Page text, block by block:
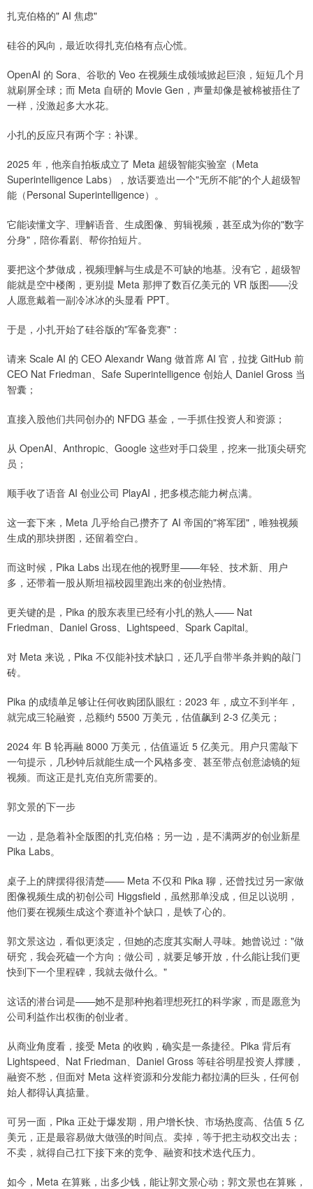
扎克伯格的" AI 焦虑"
硅谷的风向，最近吹得扎克伯格有点心慌。
OpenAI 的 Sora、谷歌的 Veo 在视频生成领域掀起巨浪，短短几个月
就刷屏全球；而 Meta 自研的 Movie Gen，声量却像是被棉被捂住了
一样，没激起多大水花。
小扎的反应只有两个字：补课。
2025 年，他亲自拍板成立了 Meta 超级智能实验室（Meta
Superintelligence Labs），放话要造出一个"无所不能"的个人超级智
能（Personal Superintelligence）。
它能读懂文字、理解语音、生成图像、剪辑视频，甚至成为你的"数字
分身"，陪你看剧、帮你拍短片。
要把这个梦做成，视频理解与生成是不可缺的地基。没有它，超级智
能就是空中楼阁，更别提 Meta 那押了数百亿美元的 VR 版图——没
人愿意戴着一副冷冰冰的头显看 PPT。
于是，小扎开始了硅谷版的"军备竞赛"：
请来 Scale AI 的 CEO Alexandr Wang 做首席 AI 官，拉拢 GitHub 前
CEO Nat Friedman、Safe Superintelligence 创始人 Daniel Gross 当
智囊；
直接入股他们共同创办的 NFDG 基金，一手抓住投资人和资源；
从 OpenAI、Anthropic、Google 这些对手口袋里，挖来一批顶尖研究
员；
顺手收了语音 AI 创业公司 PlayAI，把多模态能力树点满。
这一套下来，Meta 几乎给自己攒齐了 AI 帝国的"将军团"，唯独视频
生成的那块拼图，还留着空白。
而这时候，Pika Labs 出现在他的视野里——年轻、技术新、用户
多，还带着一股从斯坦福校园里跑出来的创业热情。
更关键的是，Pika 的股东表里已经有小扎的熟人—— Nat
Friedman、Daniel Gross、Lightspeed、Spark Capital。
对 Meta 来说，Pika 不仅能补技术缺口，还几乎自带半条并购的敲门
砖。
Pika 的成绩单足够让任何收购团队眼红：2023 年，成立不到半年，
就完成三轮融资，总额约 5500 万美元，估值飙到 2-3 亿美元；
2024 年 B 轮再融 8000 万美元，估值逼近 5 亿美元。用户只需敲下
一句提示，几秒钟后就能生成一个风格多变、甚至带点创意滤镜的短
视频。而这正是扎克伯克所需要的。
郭文景的下一步
一边，是急着补全版图的扎克伯格；另一边，是不满两岁的创业新星
Pika Labs。
桌子上的牌摆得很清楚—— Meta 不仅和 Pika 聊，还曾找过另一家做
图像视频生成的初创公司 Higgsfield，虽然那单没成，但足以说明，
他们要在视频生成这个赛道补个缺口，是铁了心的。
郭文景这边，看似更淡定，但她的态度其实耐人寻味。她曾说过："做
研究，我会死磕一个方向；做公司，就要足够开放，什么能让我们更
快到下一个里程碑，我就去做什么。"
这话的潜台词是——她不是那种抱着理想死扛的科学家，而是愿意为
公司利益作出权衡的创业者。
从商业角度看，接受 Meta 的收购，确实是一条捷径。Pika 背后有
Lightspeed、Nat Friedman、Daniel Gross 等硅谷明星投资人撑腰，
融资不愁，但面对 Meta 这样资源和分发能力都拉满的巨头，任何创
始人都得认真掂量。
可另一面，Pika 正处于爆发期，用户增长快、市场热度高、估值 5 亿
美元，正是最容易做大做强的时间点。卖掉，等于把主动权交出去；
不卖，就得自己扛下接下来的竞争、融资和技术迭代压力。
如今，Meta 在算账，出多少钱，能让郭文景心动；郭文景也在算账，